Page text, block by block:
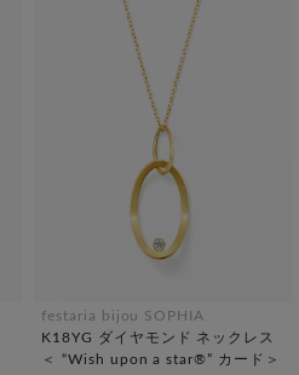
festaria bijou SOPHIA
K18YG ダイヤモンド ネックレス
＜ “Wish upon a star®” カード＞